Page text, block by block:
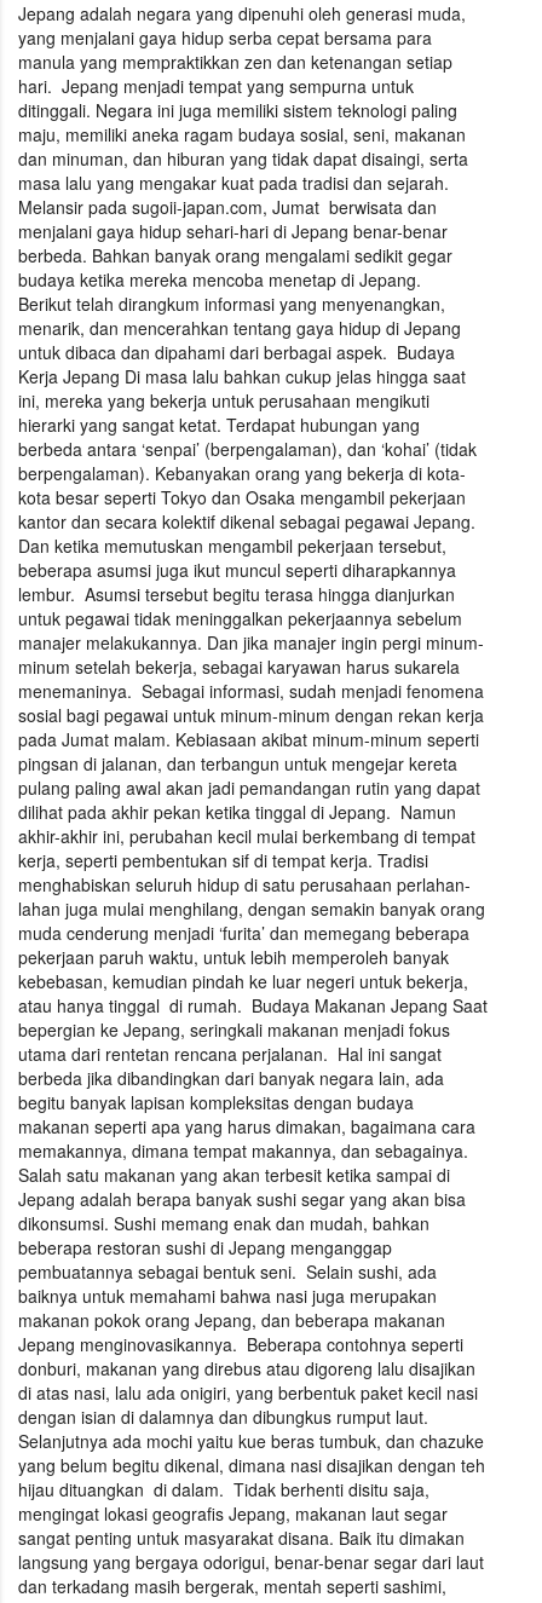
Jepang adalah negara yang dipenuhi oleh generasi muda,
yang menjalani gaya hidup serba cepat bersama para
manula yang mempraktikkan zen dan ketenangan setiap
hari. Jepang menjadi tempat yang sempurna untuk
ditinggali. Negara ini juga memiliki sistem teknologi paling
maju, memiliki aneka ragam budaya sosial, seni, makanan
dan minuman, dan hiburan yang tidak dapat disaingi, serta
masa lalu yang mengakar kuat pada tradisi dan sejarah.
Melansir pada sugoii-japan.com, Jumat berwisata dan
menjalani gaya hidup sehari-hari di Jepang benar-benar
berbeda. Bahkan banyak orang mengalami sedikit gegar
budaya ketika mereka mencoba menetap di Jepang.
Berikut telah dirangkum informasi yang menyenangkan,
menarik, dan mencerahkan tentang gaya hidup di Jepang
untuk dibaca dan dipahami dari berbagai aspek. Budaya
Kerja Jepang Di masa lalu bahkan cukup jelas hingga saat
ini, mereka yang bekerja untuk perusahaan mengikuti
hierarki yang sangat ketat. Terdapat hubungan yang
berbeda antara ‘senpai’ (berpengalaman), dan ‘kohai’ (tidak
berpengalaman). Kebanyakan orang yang bekerja di kota-
kota besar seperti Tokyo dan Osaka mengambil pekerjaan
kantor dan secara kolektif dikenal sebagai pegawai Jepang.
Dan ketika memutuskan mengambil pekerjaan tersebut,
beberapa asumsi juga ikut muncul seperti diharapkannya
lembur. Asumsi tersebut begitu terasa hingga dianjurkan
untuk pegawai tidak meninggalkan pekerjaannya sebelum
manajer melakukannya. Dan jika manajer ingin pergi minum-
minum setelah bekerja, sebagai karyawan harus sukarela
menemaninya. Sebagai informasi, sudah menjadi fenomena
sosial bagi pegawai untuk minum-minum dengan rekan kerja
pada Jumat malam. Kebiasaan akibat minum-minum seperti
pingsan di jalanan, dan terbangun untuk mengejar kereta
pulang paling awal akan jadi pemandangan rutin yang dapat
dilihat pada akhir pekan ketika tinggal di Jepang. Namun
akhir-akhir ini, perubahan kecil mulai berkembang di tempat
kerja, seperti pembentukan sif di tempat kerja. Tradisi
menghabiskan seluruh hidup di satu perusahaan perlahan-
lahan juga mulai menghilang, dengan semakin banyak orang
muda cenderung menjadi ‘furita’ dan memegang beberapa
pekerjaan paruh waktu, untuk lebih memperoleh banyak
kebebasan, kemudian pindah ke luar negeri untuk bekerja,
atau hanya tinggal di rumah. Budaya Makanan Jepang Saat
bepergian ke Jepang, seringkali makanan menjadi fokus
utama dari rentetan rencana perjalanan. Hal ini sangat
berbeda jika dibandingkan dari banyak negara lain, ada
begitu banyak lapisan kompleksitas dengan budaya
makanan seperti apa yang harus dimakan, bagaimana cara
memakannya, dimana tempat makannya, dan sebagainya.
Salah satu makanan yang akan terbesit ketika sampai di
Jepang adalah berapa banyak sushi segar yang akan bisa
dikonsumsi. Sushi memang enak dan mudah, bahkan
beberapa restoran sushi di Jepang menganggap
pembuatannya sebagai bentuk seni. Selain sushi, ada
baiknya untuk memahami bahwa nasi juga merupakan
makanan pokok orang Jepang, dan beberapa makanan
Jepang menginovasikannya. Beberapa contohnya seperti
donburi, makanan yang direbus atau digoreng lalu disajikan
di atas nasi, lalu ada onigiri, yang berbentuk paket kecil nasi
dengan isian di dalamnya dan dibungkus rumput laut.
Selanjutnya ada mochi yaitu kue beras tumbuk, dan chazuke
yang belum begitu dikenal, dimana nasi disajikan dengan teh
hijau dituangkan di dalam. Tidak berhenti disitu saja,
mengingat lokasi geografis Jepang, makanan laut segar
sangat penting untuk masyarakat disana. Baik itu dimakan
langsung yang bergaya odorigui, benar-benar segar dari laut
dan terkadang masih bergerak, mentah seperti sashimi,